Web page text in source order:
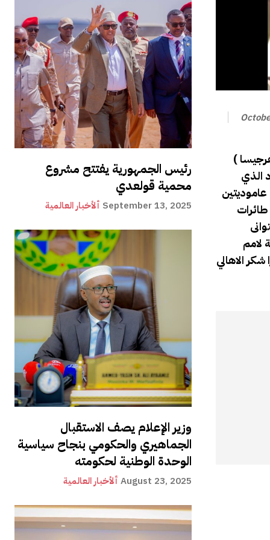
رئيس الجمهورية يفتتح مشروع
محمية قولعدي
ألأخبار العالمية September 13, 2025
وزير الإعلام يصف الاستقبال
الجماهيري والحكومي بنجاح سياسية
الوحدة الوطنية لحكومته
ألأخبار العالمية August 23, 2025
معالي الوزير احمد مؤمن صيد وذلك عندما أرسلت منظمة الغذاء والزراعة
الذي
طائرتين عاموديتين
لامم
الاهالي